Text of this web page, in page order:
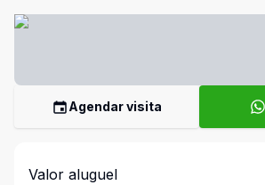
Agendar visita
Valor aluguel